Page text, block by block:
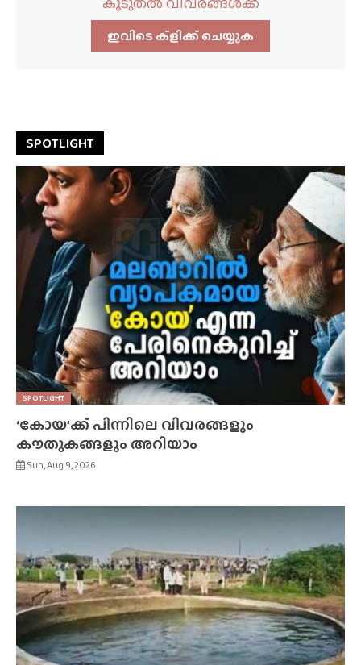
ഇവിടെ ക്ളിക്ക്‌ ചെയ്യുക
SPOTLIGHT
SPOTLIGHT
‘കോയ’ക്ക് പിന്നിലെ വിവരങ്ങളും
കൗതുകങ്ങളും അറിയാം
Sun, Aug 9, 2026